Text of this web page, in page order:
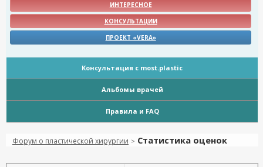
ИНТЕРЕСНОЕ
КОНСУЛЬТАЦИИ
ПРОЕКТ «VERA»
Консультация с most.plastic
Альбомы врачей
Правила и FAQ
Форум о пластической хирургии > Статистика оценок